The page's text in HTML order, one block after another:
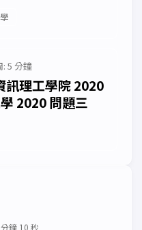
: 5 分鐘
訊理工學院 2020
2020 問題三
鐘 10 秒